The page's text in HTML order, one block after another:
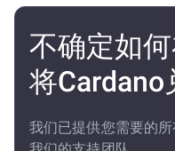
不确定如
将Cardano
我们已提供您需要的